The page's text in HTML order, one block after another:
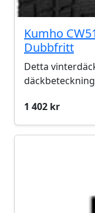
Kumho
Dubbfritt
Detta
1 402 kr